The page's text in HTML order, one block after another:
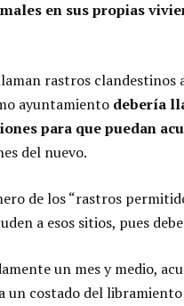
en sus propias
rastros clandestinos
ayuntamiento debería
para que puedan
del nuevo.
de los “rastros
a esos sitios, pues
un mes y medio,
un costado del